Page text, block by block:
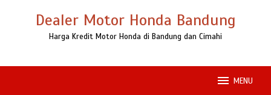
Dealer Motor Honda Bandung
Harga Kredit Motor Honda di Bandung dan Cimahi
MENU